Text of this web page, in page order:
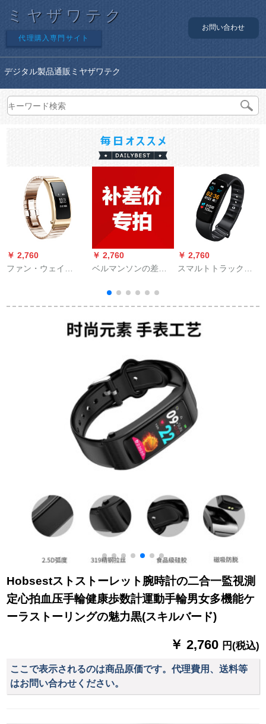
ミヤザワテク
代理購入専門サイト
お問い合わせ
デジタル製品通販ミヤザワテク
￥ 2,760
ファン・ウェイ
ングリングリングリ
ングリングリストリ
ストリストリストリ
￥ 2,760
ベルマンソンの差額
マーサービスと確認
してから注文してく
ださい。誤撮して出
荷しないようにして
￥ 2,760
スマルトトラックハ
【防水アープド＋品
质保证＋充电サービ
ス】
Hobsestストストーレット腕時計の二合一監視測
定心拍血压手輪健康歩数計運動手輪男女多機能ケ
ーラストーリングの魅力黒(スキルバード)
￥ 2,760 円(税込)
ここで表示されるのは商品原価です。代理費用、送料等
はお問い合わせください。